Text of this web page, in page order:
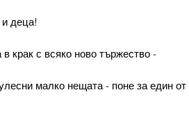
деца!
крак с всяко ново тържество -
малко нещата - поне за един от